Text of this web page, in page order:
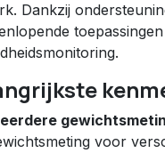
Dankzij
voor